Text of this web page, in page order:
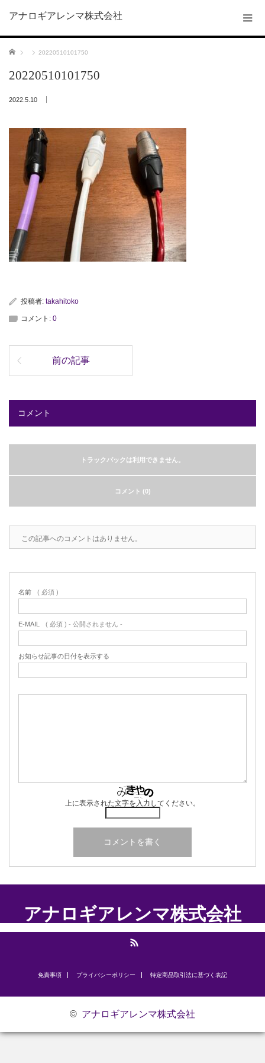
アナロギアレンマ株式会社
ホーム 20220510101750
20220510101750
2022.5.10
投稿者: takahitoko
コメント: 0
前の記事
コメント
トラックバックは利用できません。
コメント (0)
この記事へのコメントはありません。
名前 ( 必須 )
E-MAIL ( 必須 ) - 公開されません -
お知らせ記事の日付を表示する
上に表示された文字を入力してください。
アナロギアレンマ株式会社
免責事項 プライバシーポリシー ​特定商品取引法に基づく表記
© アナロギアレンマ株式会社